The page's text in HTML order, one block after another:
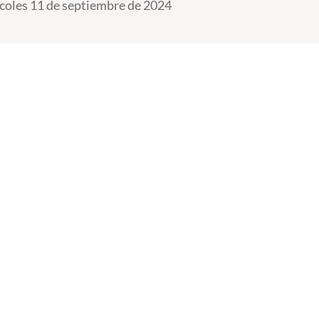
11 de septiembre de 2024